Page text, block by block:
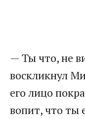
— Ты что, не
воскликнул
его лицо
вопит, что ты